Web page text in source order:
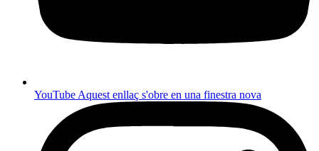
YouTube Aquest enllaç s'obre en una finestra nova